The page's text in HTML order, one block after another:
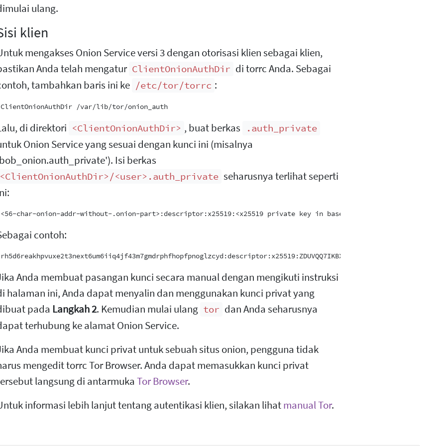
ulang.
klien
mengakses Onion Service versi 3 dengan otorisasi klien sebagai klien,
Anda telah mengatur ClientOnionAuthDir di torrc Anda. Sebagai
tambahkan baris ini ke /etc/tor/torrc :
ClientOnionAuthDir /var/lib/tor/onion_auth
di direktori <ClientOnionAuthDir> , buat berkas .auth_private
Onion Service yang sesuai dengan kunci ini (misalnya
Isi berkas
<ClientOnionAuthDir>/<user>.auth_private seharusnya terlihat seperti
contoh:
Anda membuat pasangan kunci secara manual dengan mengikuti instruksi
halaman ini, Anda dapat menyalin dan menggunakan kunci privat yang
pada Langkah 2. Kemudian mulai ulang tor dan Anda seharusnya
terhubung ke alamat Onion Service.
Anda membuat kunci privat untuk sebuah situs onion, pengguna tidak
mengedit torrc Tor Browser. Anda dapat memasukkan kunci privat
langsung di antarmuka Tor Browser.
informasi lebih lanjut tentang autentikasi klien, silakan lihatmanual Tor.